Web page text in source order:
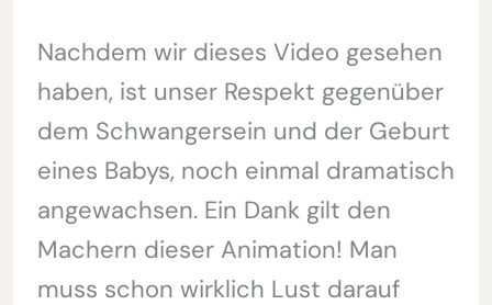
Nachdem wir dieses Video gesehen
haben, ist unser Respekt gegenüber
dem Schwangersein und der Geburt
eines Babys, noch einmal dramatisch
angewachsen. Ein Dank gilt den
Machern dieser Animation! Man
muss schon wirklich Lust darauf